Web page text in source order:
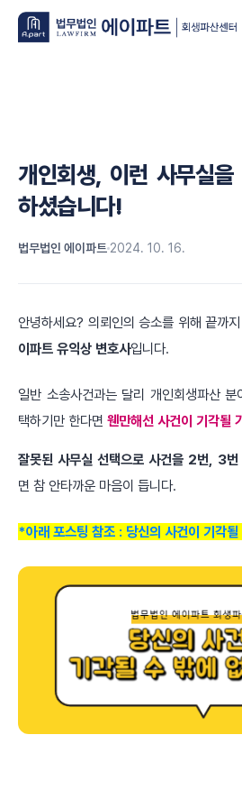
개인회생, 이런 사무실
하셨습니다!
법무법인 에이파트 2024. 10. 16.
안녕하세요? 의뢰인의 승소를 위해 끝까
이파트 유익상 변호사입니다.
일반 소송사건과는 달리 개인회생파산
택하기만 한다면 웬만해선 사건이 기각될
잘못된 사무실 선택으로 사건을 2번, 3번
면 참 안타까운 마음이 듭니다.
*아래 포스팅 참조 : 당신의 사건이 기각